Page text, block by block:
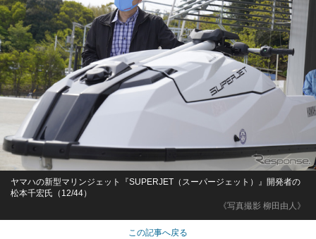
《写真撮影 柳田由人》
ヤマハの新型マリンジェット『SUPERJET（スーパージェット）』開発者の
松本千宏氏（12/44）
この記事へ戻る